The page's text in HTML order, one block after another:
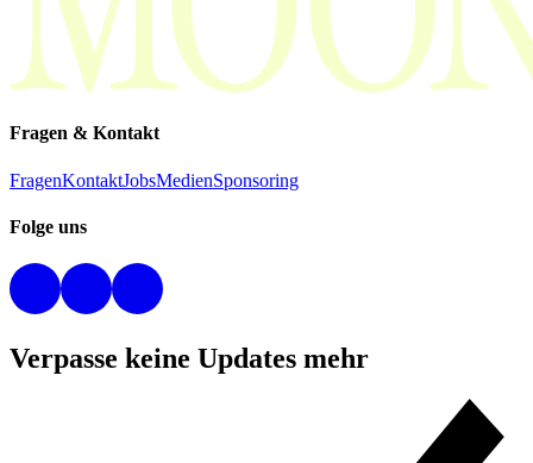
Fragen & Kontakt
FragenKontaktJobsMedienSponsoring
Folge uns
Verpasse keine Updates mehr